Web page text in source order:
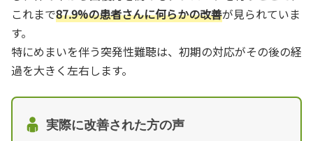
これまで87.9%の患者さんに何らかの改善が見られていま
す。
特にめまいを伴う突発性難聴は、初期の対応がその後の経
過を大きく左右します。
実際に改善された方の声